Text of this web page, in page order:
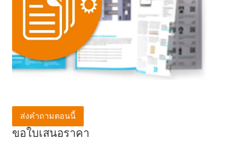
ขอใบเสนอราคา
ส่งคำถามตอนนี้